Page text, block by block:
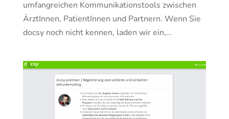
umfangreichen Kommunikationstools zwischen
ÄrztInnen, PatientInnen und Partnern. Wenn Sie
docsy noch nicht kennen, laden wir ein,...